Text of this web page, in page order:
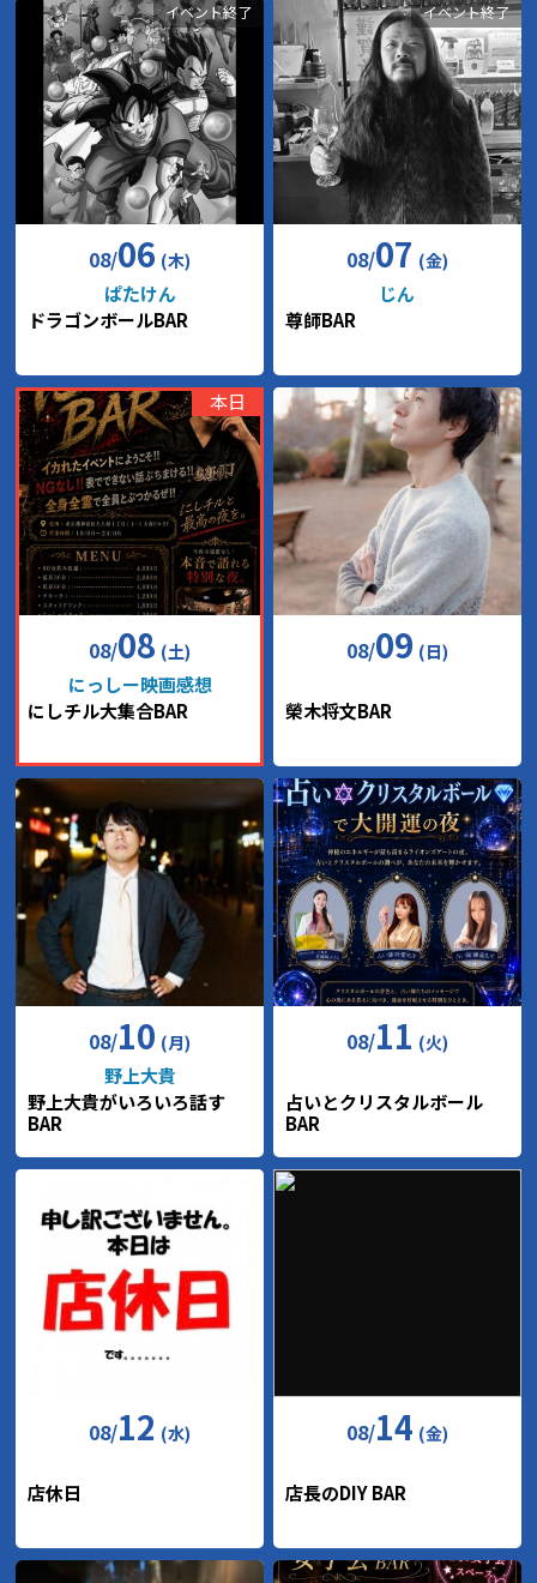
イベント終了
08/06 (木)
ぱたけん
ドラゴンボールBAR
イベント終了
08/07 (金)
じん
尊師BAR
本日
08/08 (土)
にっしー映画感想
にしチル大集合BAR
08/09 (日)
榮木将文BAR
08/10 (月)
野上大貴
野上大貴がいろいろ話す
BAR
08/11 (火)
占いとクリスタルボール
BAR
08/12 (水)
店休日
08/14 (金)
店長のDIY BAR